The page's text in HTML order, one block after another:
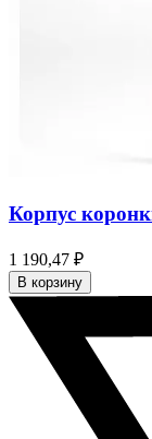
Корпус
1 190,47 ₽
В корзину